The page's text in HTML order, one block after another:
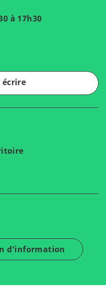
à 17h30
écrire
d'information